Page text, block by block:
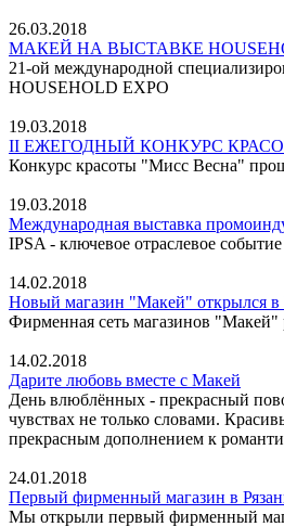
26.03.2018
МАКЕЙ НА ВЫСТАВКЕ
21-ой международной
HOUSEHOLD EXPO
19.03.2018
II ЕЖЕГОДНЫЙ КОНКУРС
Конкурс красоты "Мисс Весна"
19.03.2018
Международная выставка
IPSA - ключевое отраслевое
14.02.2018
Новый магазин "Макей" открылся в
Фирменная сеть магазинов "Макей"
14.02.2018
Дарите любовь вместе с Макей
День влюблённых - прекрасный
чувствах не только словами.
прекрасным дополнением к
24.01.2018
Первый фирменный магазин в
Мы открыли первый фирменный